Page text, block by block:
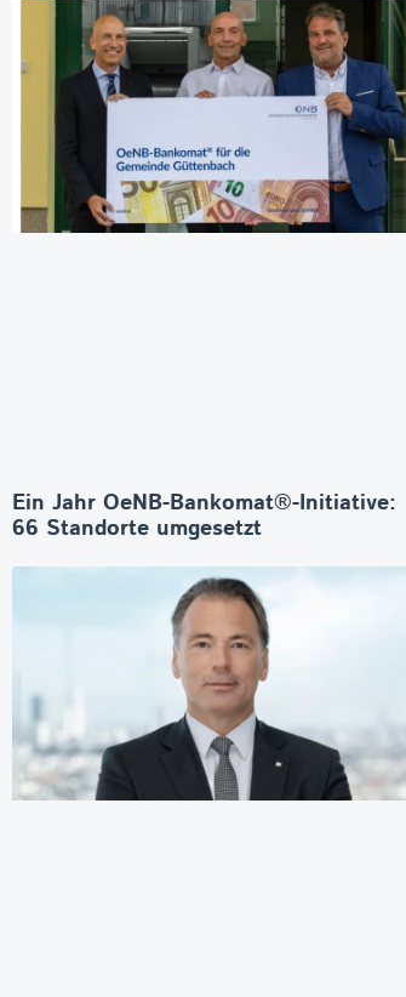
Ein Jahr OeNB-Bankomat®-Initiative:
66 Standorte umgesetzt